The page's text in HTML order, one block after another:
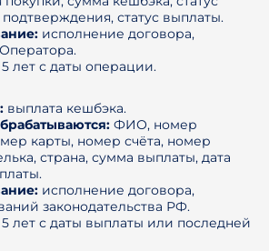
подтверждения, статус выплаты.
исполнение договора,
5 лет с даты операции.
выплата кешбэка.
ФИО, номер
карты, номер счёта, номер
страна, сумма выплаты, дата
исполнение договора,
законодательства РФ.
5 лет с даты выплаты или последней